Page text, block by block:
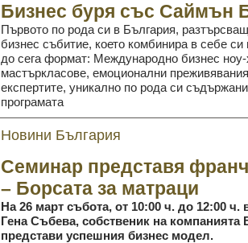
Бизнес буря със Саймън
Първото по рода си в България,
бизнес събитие, което комбинира в себе
до сега формат: Международно бизнес ноу-
мастъркласове, емоционални
експертите, уникално по рода си
програмата
Новини България
Семинар представя
– Борсата за матраци
На 26 март събота, от 10:00 ч. до 12:00
Гена Събева, собственик на
представи успешния бизнес модел.